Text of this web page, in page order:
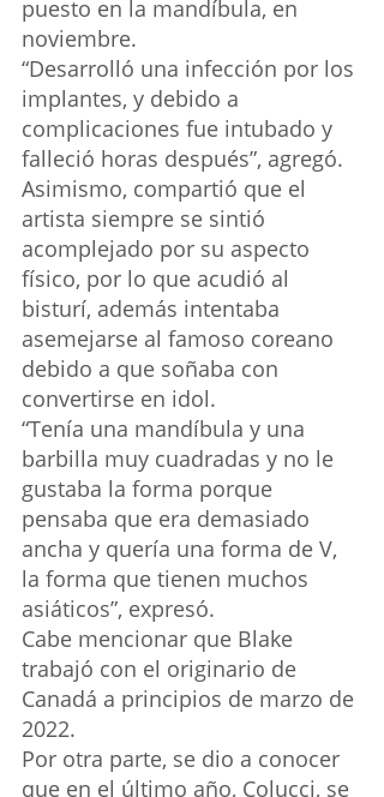
puesto en la mandíbula, en
noviembre.
“Desarrolló una infección por los
implantes, y debido a
complicaciones fue intubado y
falleció horas después”, agregó.
Asimismo, compartió que el
artista siempre se sintió
acomplejado por su aspecto
físico, por lo que acudió al
bisturí, además intentaba
asemejarse al famoso coreano
debido a que soñaba con
convertirse en idol.
“Tenía una mandíbula y una
barbilla muy cuadradas y no le
gustaba la forma porque
pensaba que era demasiado
ancha y quería una forma de V,
la forma que tienen muchos
asiáticos”, expresó.
Cabe mencionar que Blake
trabajó con el originario de
Canadá a principios de marzo de
2022.
Por otra parte, se dio a conocer
que en el último año, Colucci, se